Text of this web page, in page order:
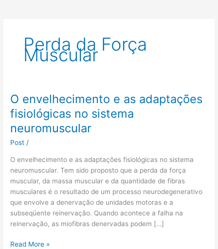
Perda da Força
Muscular
O envelhecimento e as adaptações
fisiológicas no sistema
neuromuscular
Post /
O envelhecimento e as adaptações fisiológicas no sistema
neuromuscular. Tem sido proposto que a perda da força
muscular, da massa muscular e da quantidade de fibras
musculares é o resultado de um processo neurodegenerativo
que envolve a denervação de unidades motoras e a
subseqüente reinervação. Quando acontece a falha na
reinervação, as miofibras denervadas podem […]
O
envelhecimento
e
as
adaptações
no
sistema
neuromuscular
Read More »